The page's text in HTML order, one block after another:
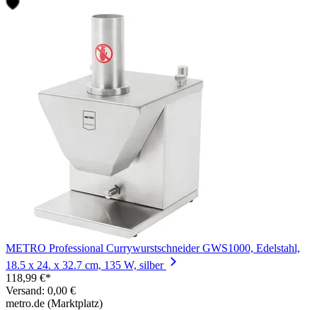
METRO Professional Currywurstschneider GWS1000, Edelstahl,
18.5 x 24. x 32.7 cm, 135 W, silber
118,99 €*
Versand: 0,00 €
metro.de (Marktplatz)